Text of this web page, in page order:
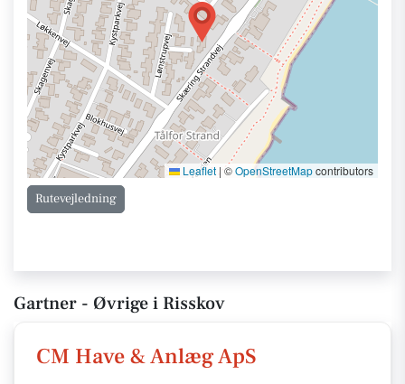
Leaflet|©OpenStreetMapcontributors
Rutevejledning
Gartner - Øvrige i Risskov
CM Have & Anlæg ApS